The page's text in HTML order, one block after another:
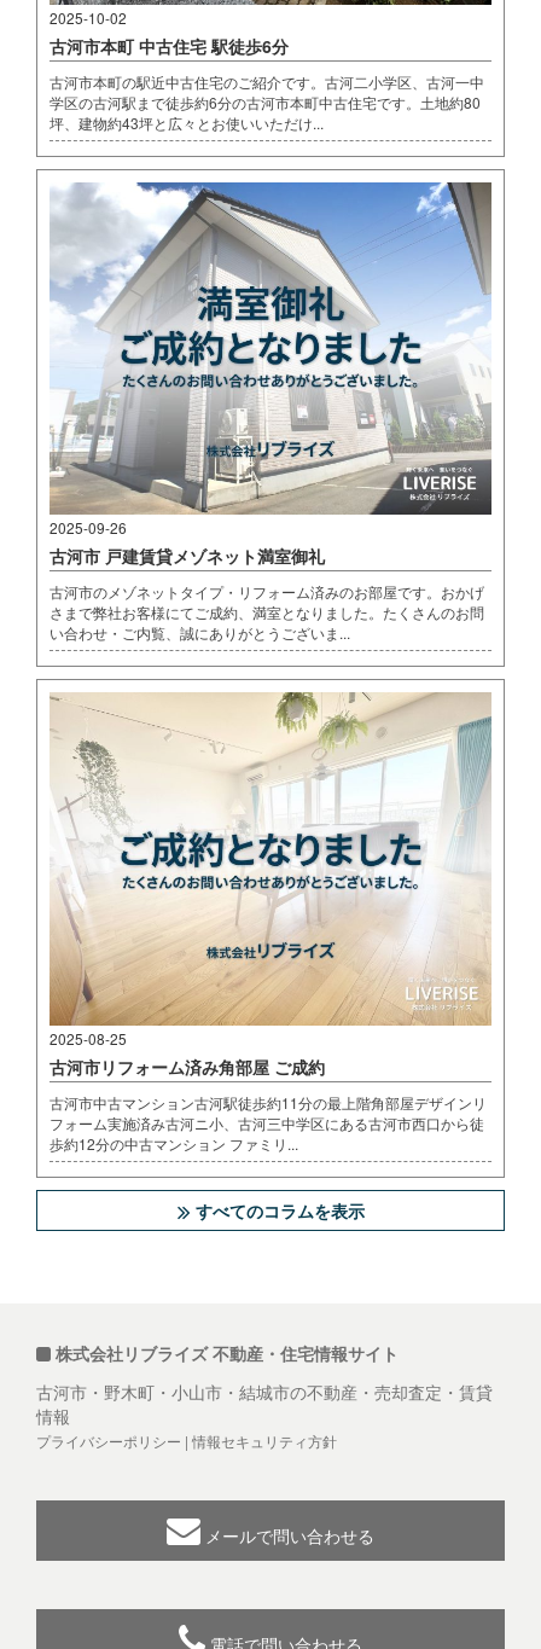
2025-10-02
古河市本町 中古住宅 駅徒歩6分
古河市本町の駅近中古住宅のご紹介です。古河二小学区、古河一中
学区の古河駅まで徒歩約6分の古河市本町中古住宅です。土地約80
坪、建物約43坪と広々とお使いいただけ...
2025-09-26
古河市 戸建賃貸メゾネット満室御礼
古河市のメゾネットタイプ・リフォーム済みのお部屋です。おかげ
さまで弊社お客様にてご成約、満室となりました。たくさんのお問
い合わせ・ご内覧、誠にありがとうございま...
2025-08-25
古河市リフォーム済み角部屋 ご成約
古河市中古マンション古河駅徒歩約11分の最上階角部屋デザインリ
フォーム実施済み古河ニ小、古河三中学区にある古河市西口から徒
歩約12分の中古マンション ファミリ...
すべてのコラムを表示
株式会社リブライズ 不動産・住宅情報サイト
古河市・野木町・小山市・結城市の不動産・売却査定・賃貸
情報
プライバシーポリシー | 情報セキュリティ方針
メールで問い合わせる
電話で問い合わせる